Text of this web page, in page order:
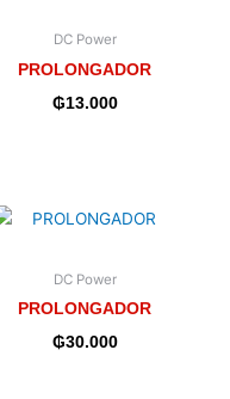
DC Power
PROLONGADOR
₲13.000
DC Power
PROLONGADOR
₲30.000